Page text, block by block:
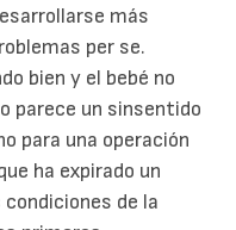
más
per se.
bien y el bebé no
parece un sinsentido
para una operación
ha expirado un
de la